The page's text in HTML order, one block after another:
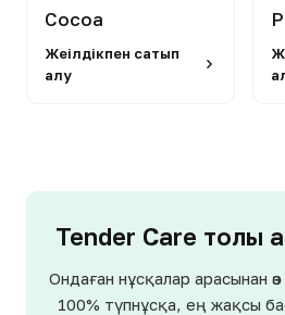
Cocoa
Жеңілдікпен сатып
алу
Tender Care толық
Ондаған нұсқалар арасынан
100% түпнұсқа, ең жақсы